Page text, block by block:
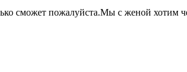
сможет пожалуйста.Мы с женой хотим